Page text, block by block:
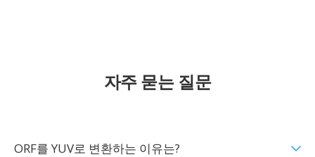
자주 묻는 질문
ORF를 YUV로 변환하는 이유는?